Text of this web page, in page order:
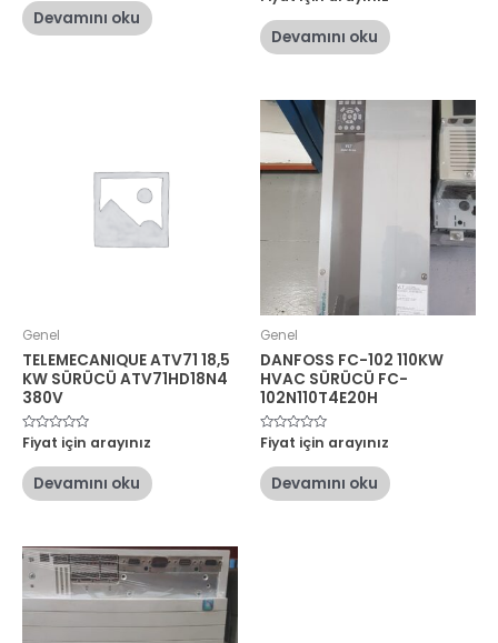
oy
aldıDevamını oku
üzerinden
oy
aldıDevamını oku
Genel
TELEMECANIQUE ATV71 18,5
KW SÜRÜCÜ ATV71HD18N4
380V
5
üzerinden
oy
aldı
Fiyat için arayınız
Devamını oku
Genel
DANFOSS FC-102 110KW
HVAC SÜRÜCÜ FC-
102N110T4E20H
5
üzerinden
oy
aldı
Fiyat için arayınız
Devamını oku